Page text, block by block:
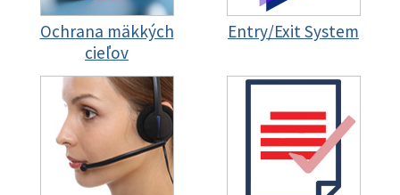
Ochrana mäkkých
cieľov
Entry/Exit System